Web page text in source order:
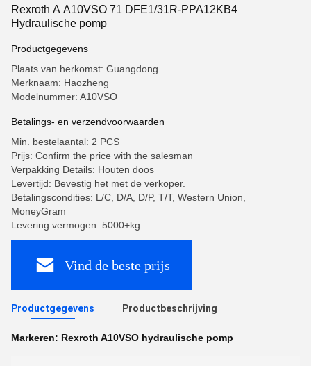
Rexroth A A10VSO 71 DFE1/31R-PPA12KB4
Hydraulische pomp
Productgegevens
Plaats van herkomst: Guangdong
Merknaam: Haozheng
Modelnummer: A10VSO
Betalings- en verzendvoorwaarden
Min. bestelaantal: 2 PCS
Prijs: Confirm the price with the salesman
Verpakking Details: Houten doos
Levertijd: Bevestig het met de verkoper.
Betalingscondities: L/C, D/A, D/P, T/T, Western Union,
MoneyGram
Levering vermogen: 5000+kg
Vind de beste prijs
Productgegevens Productbeschrijving
Markeren: Rexroth A10VSO hydraulische pomp